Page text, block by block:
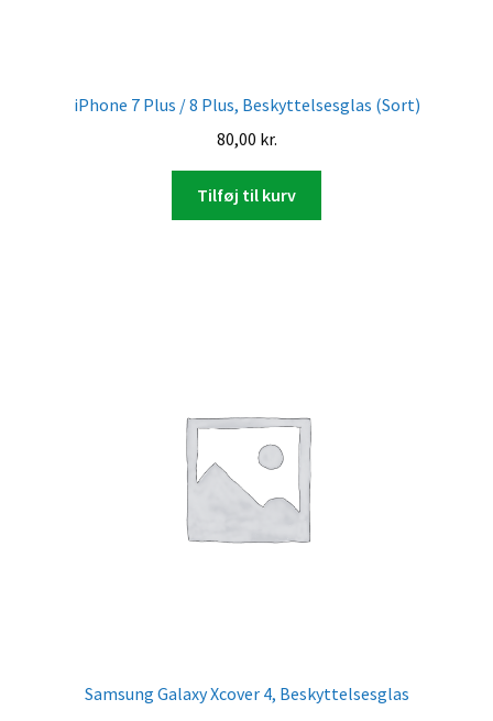
iPhone 7 Plus / 8 Plus, Beskyttelsesglas (Sort)
80,00 kr.
Tilføj til kurv
Samsung Galaxy Xcover 4, Beskyttelsesglas